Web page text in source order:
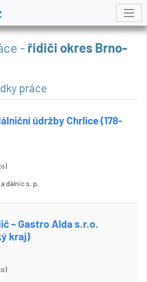
-řidiči okres Brno-
práce
údržby Chrlice (178-
dálnic s. p.
– Gastro Alda s.r.o.
kraj)